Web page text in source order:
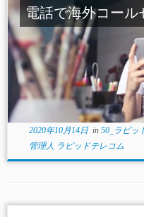
電話で海外コール
2020年10月14日in 50_ラピッ
管理人 ラピッドテレコム